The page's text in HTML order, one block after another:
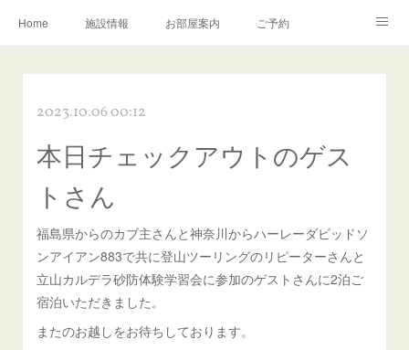
Home 施設情報 お部屋案内 ご予約
お問い合わせ／Q&A
2023.10.06 00:12
本日チェックアウトのゲス
トさん
福島県からのカブ主さんと神奈川からハーレーダビッドソ
ンアイアン883で共に登山ツーリングのリピーターさんと
立山カルデラ砂防体験学習会に参加のゲストさんに2泊ご
宿泊いただきました。
またのお越しをお待ちしております。